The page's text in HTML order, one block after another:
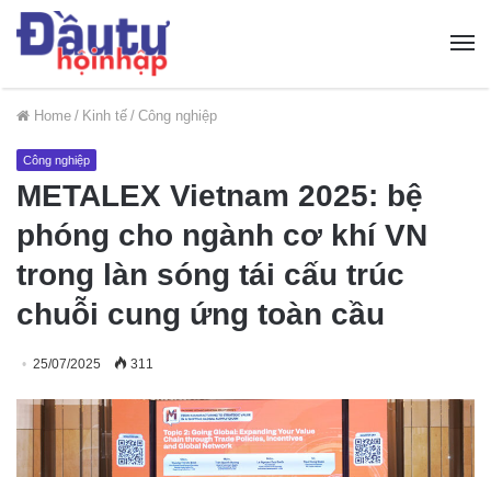
Home / Kinh tế / Công nghiệp
Công nghiệp
METALEX Vietnam 2025: bệ
phóng cho ngành cơ khí VN
trong làn sóng tái cấu trúc
chuỗi cung ứng toàn cầu
25/07/2025 311